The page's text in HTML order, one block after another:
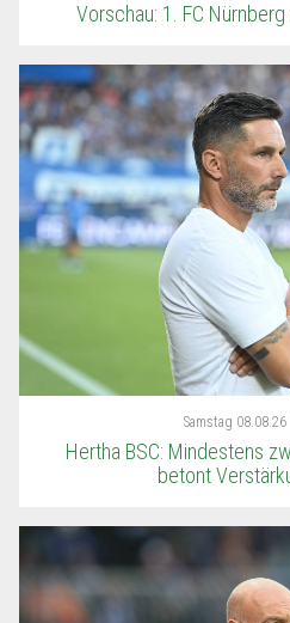
Vorschau: 1. FC
Samstag 08.08.26
Hertha BSC: Mindestens
betont